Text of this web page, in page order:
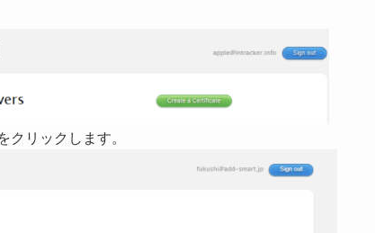
クリックします。